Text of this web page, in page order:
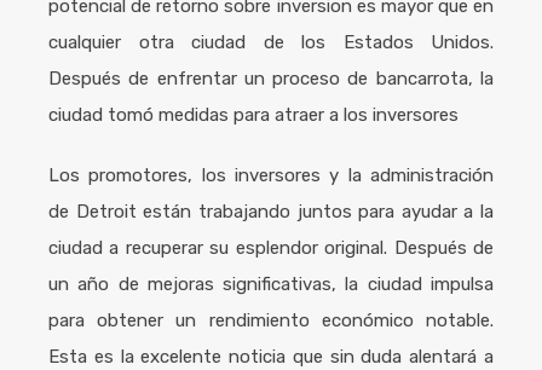
potencial de retorno sobre inversion es mayor que en
cualquier otra ciudad de los Estados Unidos.
Después de enfrentar un proceso de bancarrota, la
ciudad tomó medidas para atraer a los inversores
Los promotores, los inversores y la administración
de Detroit están trabajando juntos para ayudar a la
ciudad a recuperar su esplendor original. Después de
un año de mejoras significativas, la ciudad impulsa
para obtener un rendimiento económico notable.
Esta es la excelente noticia que sin duda alentará a